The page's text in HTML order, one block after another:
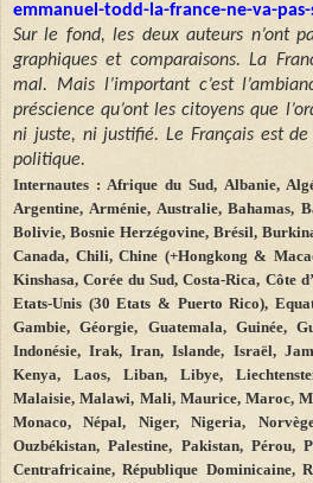
emmanuel-todd-la-france-ne-va-pas-
Sur le fond, les deux auteurs n’ont
graphiques et comparaisons. La
mal. Mais l’important c’est
préscience qu’ont les citoyens que
ni juste, ni justifié. Le Français est
politique.
Internautes : Afrique du Sud, Albanie,
Argentine, Arménie, Australie, Bahamas,
Bolivie, Bosnie Herzégovine, Brésil,
Canada, Chili, Chine (+Hongkong &
Kinshasa, Corée du Sud, Costa-Rica, Côte
Etats-Unis (30 Etats & Puerto Rico),
Gambie, Géorgie, Guatemala, Guinée,
Indonésie, Irak, Iran, Islande, Israël,
Kenya, Laos, Liban, Libye,
Malaisie, Malawi, Mali, Maurice, Maroc,
Monaco, Népal, Niger, Nigeria,
Ouzbékistan, Palestine, Pakistan, Pérou,
Centrafricaine, République Dominicaine,